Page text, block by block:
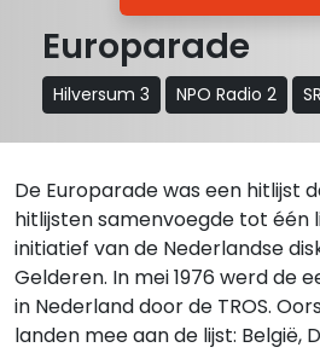
Europarade
Hilversum 3 NPO Radio 2
De Europarade was een hitlijst
hitlijsten samenvoegde tot één
initiatief van de Nederlandse
Gelderen. In mei 1976 werd de
in Nederland door de TROS.
landen mee aan de lijst: België,